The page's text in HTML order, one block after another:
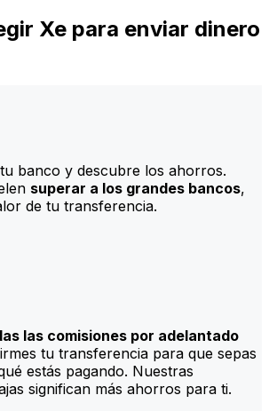
Xe para enviar dinero
banco y descubre los ahorros.
superar a los grandes bancos,
de tu transferencia.
las comisiones por adelantado
tu transferencia para que sepas
estás pagando. Nuestras
significan más ahorros para ti.